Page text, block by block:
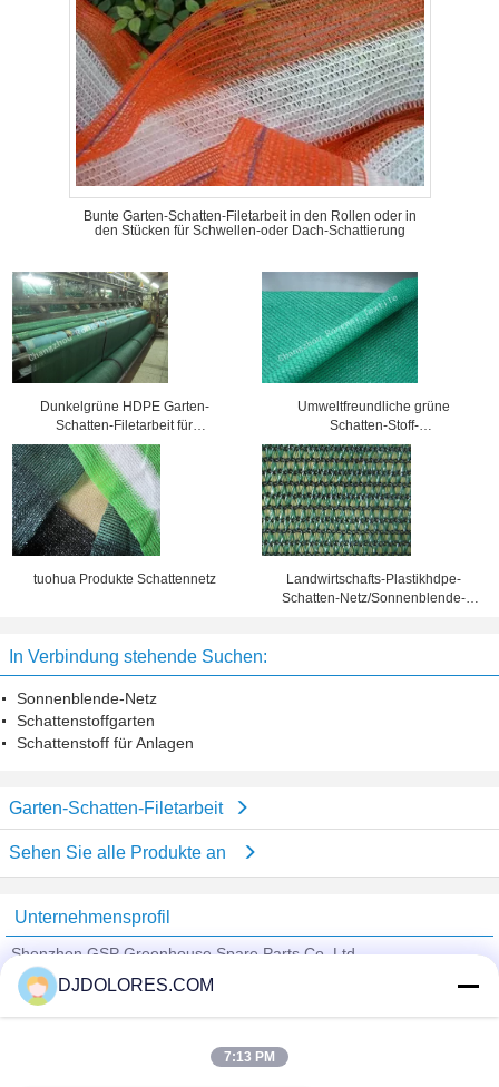
Bunte Garten-Schatten-Filetarbeit in den Rollen oder in
den Stücken für Schwellen-oder Dach-Schattierung
Dunkelgrüne HDPE Garten-
Schatten-Filetarbeit für
Gewächshaus-/Autoparkplatz-
Balkon-oder Dach-Schattierung
Umweltfreundliche grüne
Schatten-Stoff-
Gewächshaus-/Garten-Schatten-
Filetarbeit für
Betriebssonnenschutz
tuohua Produkte Schattennetz
Landwirtschafts-Plastikhdpe-
Schatten-Netz/Sonnenblende-
In Verbindung stehende Suchen:
Sonnenblende-Netz
Schattenstoffgarten
Schattenstoff für Anlagen
Garten-Schatten-Filetarbeit
Sehen Sie alle Produkte an
Unternehmensprofil
Shenzhen GSP Greenhouse Spare Parts Co.,Ltd
Überprüfte Lieferanten
Trust Seal
Verified Suplier
DJDOLORES.COM
7:13 PM